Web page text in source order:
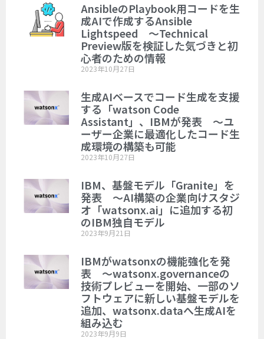
AnsibleのPlaybook用コードを生
成AIで作成するAnsible
Lightspeed ～Technical
Preview版を検証した気づきと初
心者のための情報
2023年10月27日
生成AIベースでコード生成を支援
する「watson Code
Assistant」、IBMが発表 ～ユ
ーザー企業に最適化したコード生
成環境の構築も可能
2023年10月27日
IBM、基盤モデル「Granite」を
発表 ～AI構築の企業向けスタジ
オ「watsonx.ai」に追加する初
のIBM独自モデル
2023年9月21日
IBMがwatsonxの機能強化を発
表 ～watsonx.governanceの
技術プレビューを開始、一部のソ
フトウェアに新しい基盤モデルを
追加、watsonx.dataへ生成AIを
組み込む
2023年9月9日